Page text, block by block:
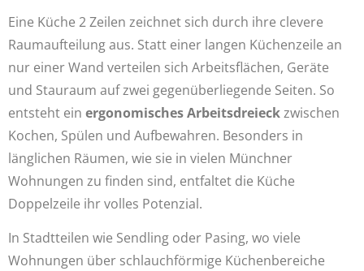
Eine Küche 2 Zeilen zeichnet sich durch ihre clevere
Raumaufteilung aus. Statt einer langen Küchenzeile an
nur einer Wand verteilen sich Arbeitsflächen, Geräte
und Stauraum auf zwei gegenüberliegende Seiten. So
entsteht ein ergonomisches Arbeitsdreieckzwischen
Kochen, Spülen und Aufbewahren. Besonders in
länglichen Räumen, wie sie in vielen Münchner
Wohnungen zu finden sind, entfaltet die Küche
Doppelzeile ihr volles Potenzial.
In Stadtteilen wie Sendling oder Pasing, wo viele
Wohnungen über schlauchförmige Küchenbereiche